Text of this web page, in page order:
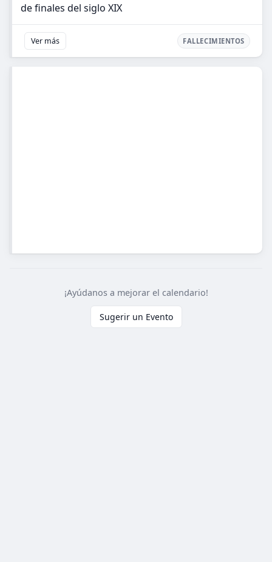
de finales del siglo XIX
Ver más FALLECIMIENTOS
¡Ayúdanos a mejorar el calendario!
Sugerir un Evento